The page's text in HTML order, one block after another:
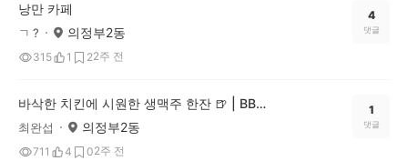
낭만 카페
ㄱ ? 의정부2동
315 1 22주 전
4
댓글
바삭한 치킨에 시원한 생맥주 한잔 🍺 | BBQ 회룡역점 후기
최완섭 의정부2동
711 4 02주 전
1
댓글